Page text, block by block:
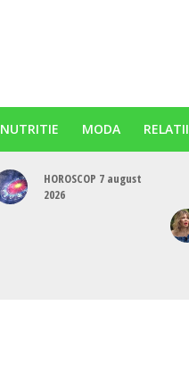
NUTRITIE MODA RELATII
HOROSCOP 7 august
2026